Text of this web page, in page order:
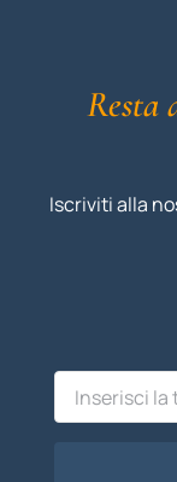
Resta
Iscriviti alla